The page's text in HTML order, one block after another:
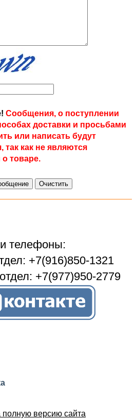
Сообщения, о поступлении
доставки и просьбами
или написать будут
так как не являются
товаре.
телефоны:
+7(916)850-1321
+7(977)950-2779
полную версию сайта